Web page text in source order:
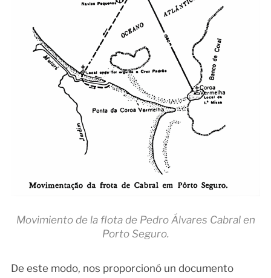
Movimiento de la flota de Pedro Álvares Cabral en
Porto Seguro.
De este modo, nos proporcionó un documento